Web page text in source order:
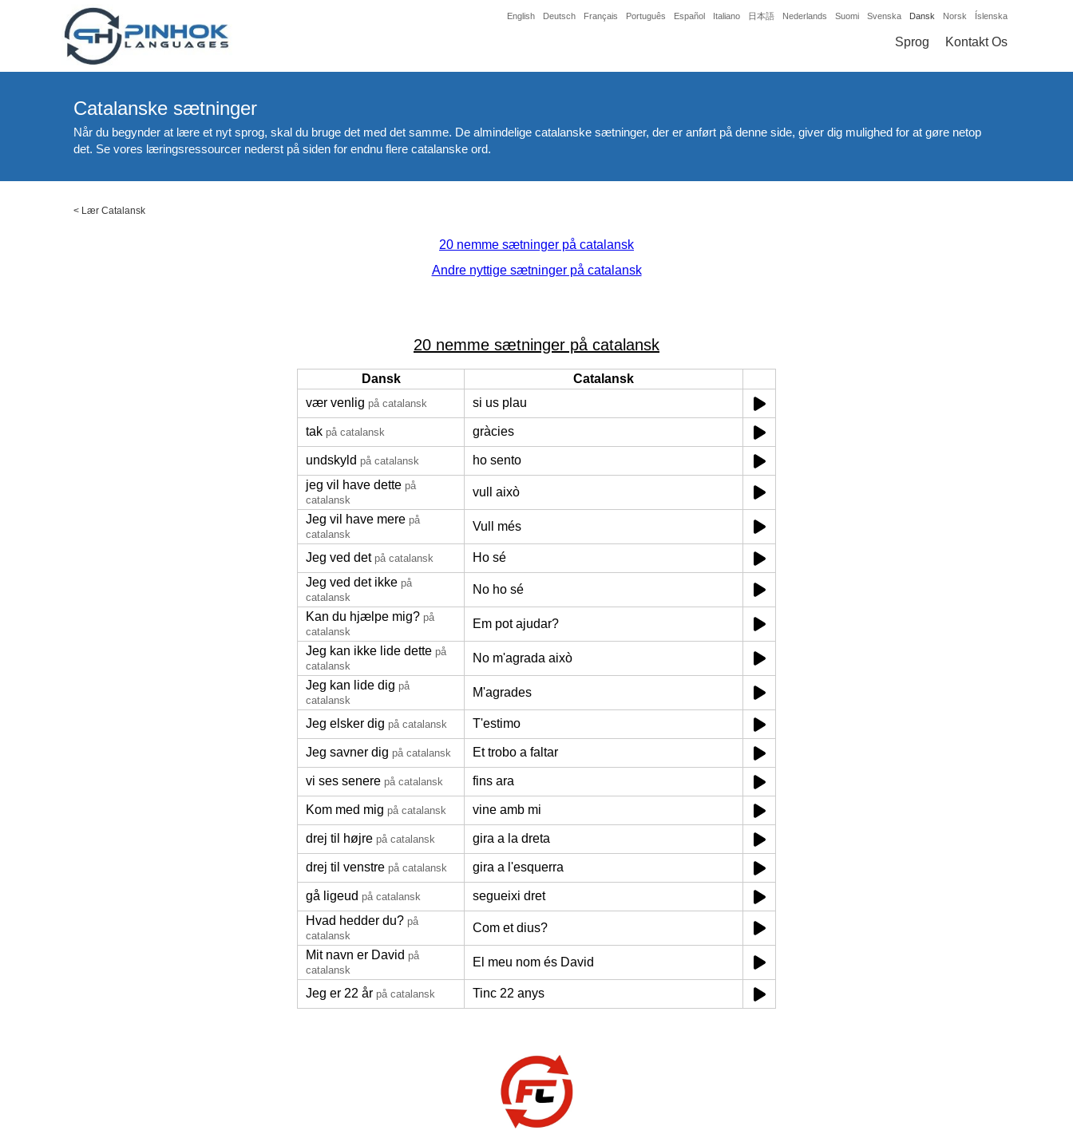
English Deutsch Français Português Español Italiano 日本語 Nederlands Suomi Svenska Dansk Norsk Íslenska
Sprog Kontakt Os
Catalanske sætninger
Når du begynder at lære et nyt sprog, skal du bruge det med det samme. De almindelige catalanske sætninger, der er anført på denne side, giver dig mulighed for at gøre netop
det. Se vores læringsressourcer nederst på siden for endnu flere catalanske ord.
< Lær Catalansk
20 nemme sætninger på catalansk
Andre nyttige sætninger på catalansk
20 nemme sætninger på catalansk
Dansk
Catalansk
vær venlig på catalansk si us plau
tak på catalansk gràcies
undskyld på catalansk
ho sento
jeg vil have dette på
catalansk
vull això
Jeg vil have mere på
catalansk
Vull més
Jeg ved det på catalansk
Ho sé
Jeg ved det ikke på
catalansk
No ho sé
Kan du hjælpe mig? på
catalansk
Em pot ajudar?
Jeg kan ikke lide dette på
catalansk
No m'agrada això
Jeg kan lide dig på
catalansk
M'agrades
Jeg elsker dig på catalansk T'estimo
Jeg savner dig på catalansk Et trobo a faltar
vi ses senere på catalansk fins ara
Kom med mig på catalansk vine amb mi
drej til højre på catalansk gira a la dreta
drej til venstre på catalansk gira a l'esquerra
gå ligeud på catalansk
segueixi dret
Hvad hedder du? på
catalansk
Com et dius?
Mit navn er David på
catalansk
El meu nom és David
Jeg er 22 år på catalansk Tinc 22 anys